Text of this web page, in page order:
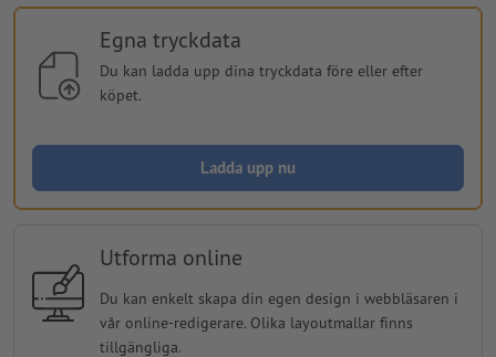
Egna tryckdata
Du kan ladda upp dina tryckdata före eller efter
köpet.
Ladda upp nu
Utforma online
Du kan enkelt skapa din egen design i webbläsaren i
vår online-redigerare. Olika layoutmallar finns
tillgängliga.